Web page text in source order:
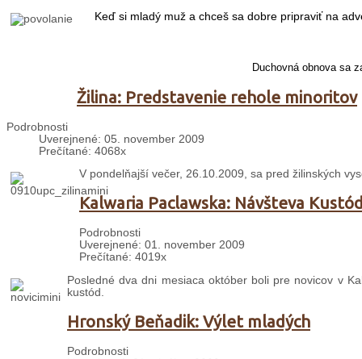
Keď si mladý muž a chceš sa dobre pripraviť na
Duchovná obnova sa
Žilina: Predstavenie rehole minoritov
Podrobnosti
Uverejnené: 05. november 2009
Prečítané: 4068x
V pondelňajší večer, 26.10.2009, sa pred žilinských
Kalwaria Paclawska: Návšteva
Podrobnosti
Uverejnené: 01. november 2009
Prečítané: 4019x
Posledné dva dni mesiaca október boli pre novicov v
kustód.
Hronský Beňadik: Výlet mladých
Podrobnosti